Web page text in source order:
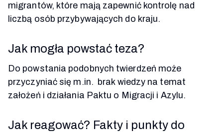
migrantów, które mają zapewnić kontrolę nad
liczbą osób przybywających do kraju.
Jak mogła powstać teza?
Do powstania podobnych twierdzeń może
przyczyniać się m.in. brak wiedzy na temat
założeń i działania Paktu o Migracji i Azylu.
Jak reagować? Fakty i punkty do